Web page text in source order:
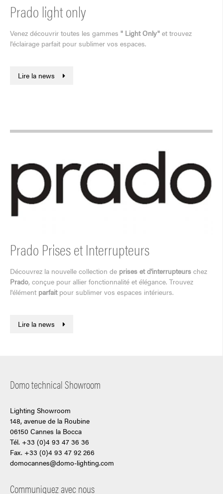
Prado light only
Venez découvrir toutes les gammes " Light Only" et trouvez
l'éclairage parfait pour sublimer vos espaces.
Lire la news
Prado Prises et Interrupteurs
Découvrez la nouvelle collection de prises et d'interrupteurs chez
Prado, conçue pour allier fonctionnalité et élégance. Trouvez
l'élément parfait pour sublimer vos espaces intérieurs.
Lire la news
Domo technical Showroom
Lighting Showroom
148, avenue de la Roubine
06150 Cannes la Bocca
Tél. +33 (0)4 93 47 36 36
Fax. +33 (0)4 93 47 92 266
domocannes@domo-lighting.com
Communiquez avec nous